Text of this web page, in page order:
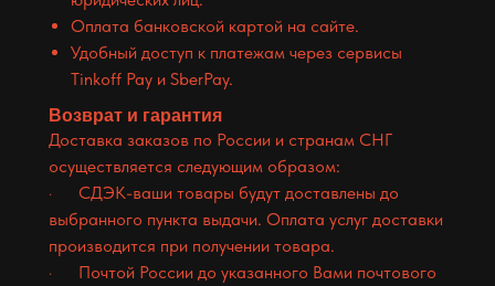
Оплата банковской картой на сайте.
Удобный доступ к платежам через сервисы
Tinkoff Pay и SberPay.
Возврат и гарантия
Доставка заказов по России и странам СНГ
осуществляется следующим образом:
· СДЭК-ваши товары будут доставлены до
выбранного пункта выдачи. Оплата услуг доставки
производится при получении товара.
· Почтой России до указанного Вами почтового